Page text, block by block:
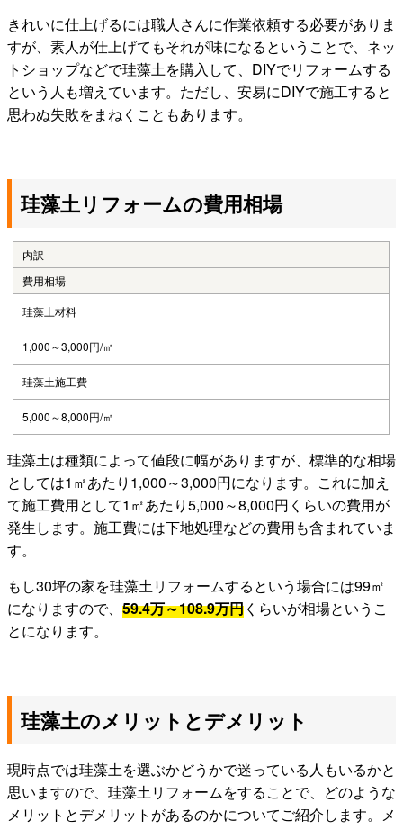
きれいに仕上げるには職人さんに作業依頼する必要がありま
すが、素人が仕上げてもそれが味になるということで、ネッ
トショップなどで珪藻土を購入して、DIYでリフォームする
という人も増えています。ただし、安易にDIYで施工すると
思わぬ失敗をまねくこともあります。
珪藻土リフォームの費用相場
内訳
費用相場
珪藻土材料
1,000～3,000円/㎡
珪藻土施工費
5,000～8,000円/㎡
珪藻土は種類によって値段に幅がありますが、標準的な相場
としては1㎡あたり1,000～3,000円になります。これに加え
て施工費用として1㎡あたり5,000～8,000円くらいの費用が
発生します。施工費には下地処理などの費用も含まれていま
す。
もし30坪の家を珪藻土リフォームするという場合には99㎡
になりますので、 59.4万～108.9万円くらいが相場というこ
とになります。
珪藻土のメリットとデメリット
現時点では珪藻土を選ぶかどうかで迷っている人もいるかと
思いますので、珪藻土リフォームをすることで、どのような
メリットとデメリットがあるのかについてご紹介します。メ